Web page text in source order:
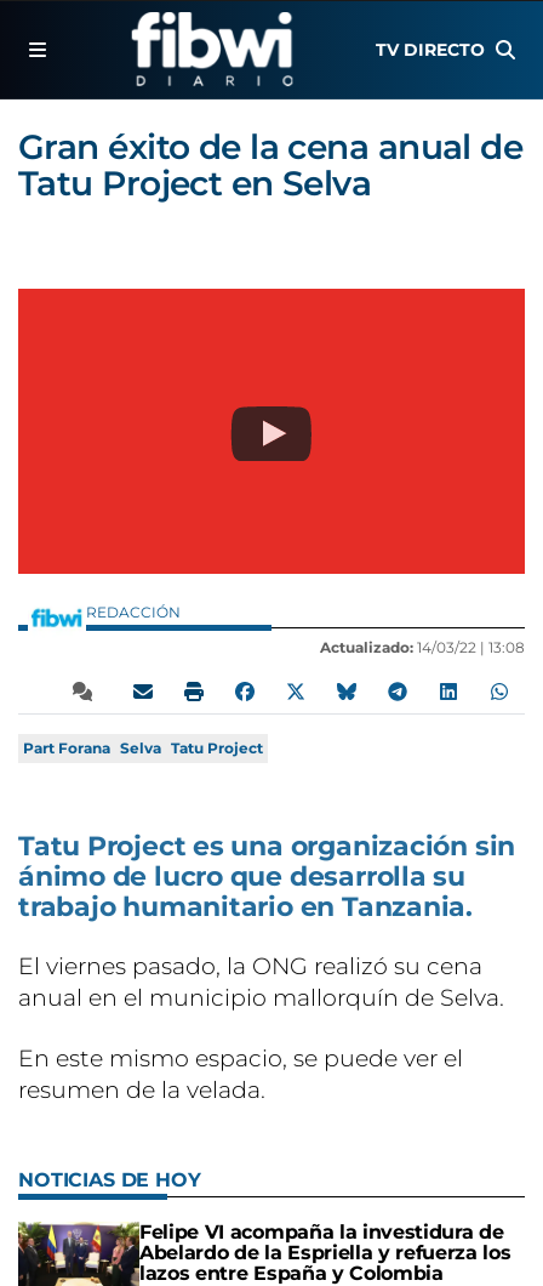
TV DIRECTO
Gran éxito de la cena anual de
Tatu Project en Selva
REDACCIÓN
Actualizado: 14/03/22 | 13:08
Part Forana Selva Tatu Project
Tatu Project es una organización sin
ánimo de lucro que desarrolla su
trabajo humanitario en Tanzania.
El viernes pasado, la ONG realizó su cena
anual en el municipio mallorquín de Selva.
En este mismo espacio, se puede ver el
resumen de la velada.
NOTICIAS DE HOY
Felipe VI acompaña la investidura de
Abelardo de la Espriella y refuerza los
lazos entre España y Colombia